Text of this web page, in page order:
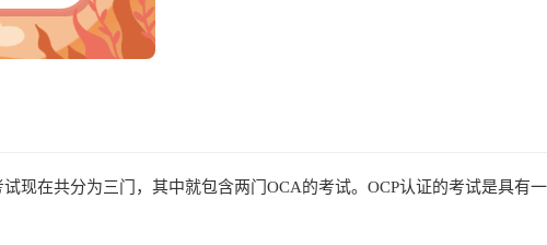
现在共分为三门，其中就包含两门OCA的考试。OCP认证的考试是具有